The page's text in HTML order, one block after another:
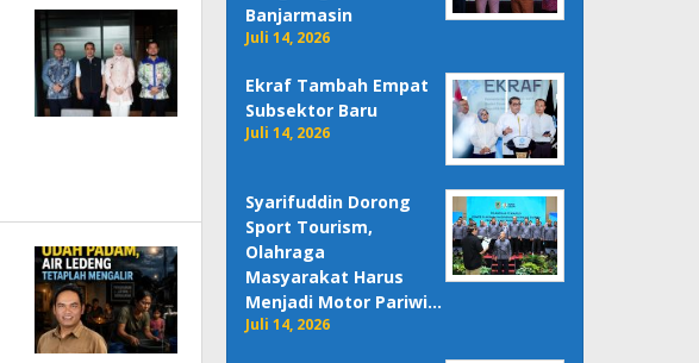
Banjarmasin
Juli 14, 2026
Ekraf Tambah Empat
Subsektor Baru
Juli 14, 2026
Syarifuddin Dorong
Sport Tourism,
Olahraga
Masyarakat Harus
Menjadi Motor Pariwi…
Juli 14, 2026